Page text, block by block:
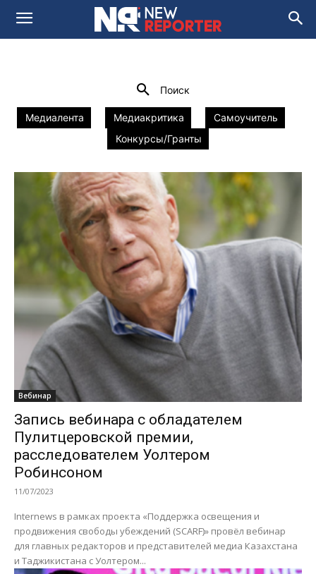
ВЕБИНАР
Поиск
Медиалента Медиакритика
Самоучитель
Конкурсы/Гранты
Вебинар
Запись вебинара с обладателем
Пулитцеровской премии,
расследователем Уолтером
Робинсоном
11/07/2023
Internews в рамках проекта «Поддержка освещения и
продвижения свободы убеждений (SCARF)» провёл вебинар
для главных редакторов и представителей медиа Казахстана
и Таджикистана с Уолтером...